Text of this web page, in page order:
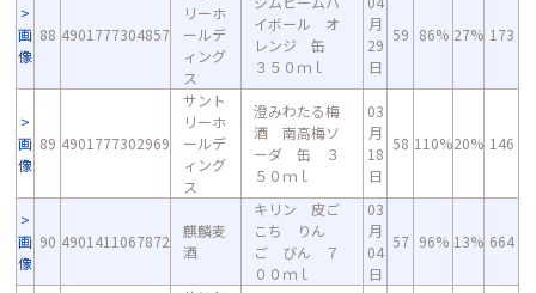
画
像
88 4901777304857
リーホ
ールデ
ィング
ス
イボール オ
レンジ 缶
３５０ｍｌ
月
29
日
59 86% 27% 173
画
像
89 4901777302969
サント
リーホ
ールデ
ィング
ス
澄みわたる梅
酒 南高梅ソ
ーダ 缶 ３
５０ｍｌ
03
月
18
日
58 110%20% 146
画
像
90 4901411067872
麒麟麦
酒
キリン 皮ご
こち りん
ご びん ７
００ｍｌ
03
月
04
日
57 96% 13% 664